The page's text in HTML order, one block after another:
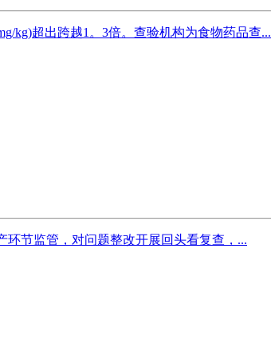
kg)超出跨越1。3倍。查验机构为食物药品查...
节监管，对问题整改开展回头看复查，...